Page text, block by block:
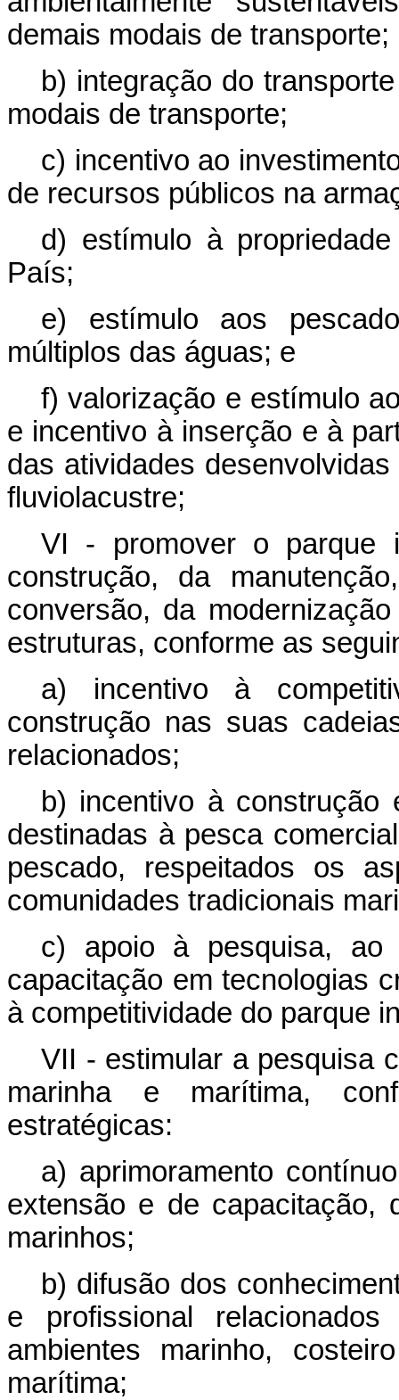
demais modais de transporte;
b) integração do
modais de transporte;
c) incentivo ao
de recursos públicos na
d) estímulo à
País;
e) estímulo aos
múltiplos das águas; e
f) valorização e estímulo
e incentivo à inserção e à
das atividades
fluviolacustre;
VI - promover o parque
construção, da
conversão, da
estruturas, conforme as
a) incentivo à
construção nas suas
relacionados;
b) incentivo à construção
destinadas à pesca
pescado, respeitados os
comunidades tradicionais
c) apoio à pesquisa, ao
capacitação em tecnologias
à competitividade do parque
VII - estimular a pesquisa
marinha e marítima,
estratégicas:
a) aprimoramento
extensão e de capacitação,
marinhos;
b) difusão dos
e profissional
ambientes marinho,
marítima;